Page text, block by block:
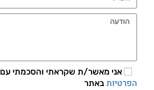
אני מאשר/ת שקראתי והסכמתי עם
הפרטיות באתר